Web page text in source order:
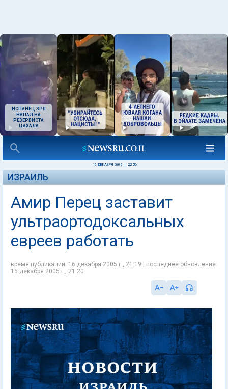
ИСПАНЕЦ ЗРЯ
НАПАЛ НА
РЕЗЕРВИСТА
ЦАХАЛА
16 ДЕКАБРЯ 2005 22:56
ИЗРАИЛЬ
Амир Перец заставит
ультраортодоксальных
евреев работать
время публикации: 16 декабря 2005 г., 21:19 | последнее обновление:
16 декабря 2005 г., 21:20